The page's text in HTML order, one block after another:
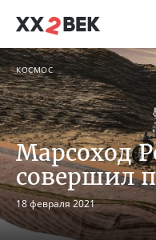
КОСМОС
Марсоход
совершил
18 февраля 2021